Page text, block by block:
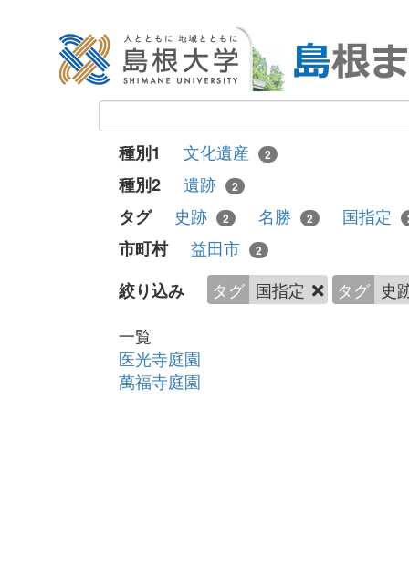
種別1 文化遺産 2
種別2 遺跡 2
タグ 史跡 2 名勝 2 国指定
市町村 益田市 2
絞り込み タグ 国指定 タグ 史
一覧
医光寺庭園
萬福寺庭園